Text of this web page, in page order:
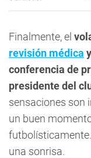
Finalmente, el
revisión médica
conferencia de
presidente del
sensaciones son
un buen
una sonrisa.